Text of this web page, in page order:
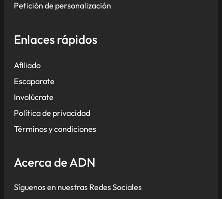
Petición de personalización
Enlaces rápidos
Afiliado
Escaparate
Involúcrate
Política de privacidad
Términos y condiciones
Acerca de ADN
Síguenos en nuestras Redes Sociales